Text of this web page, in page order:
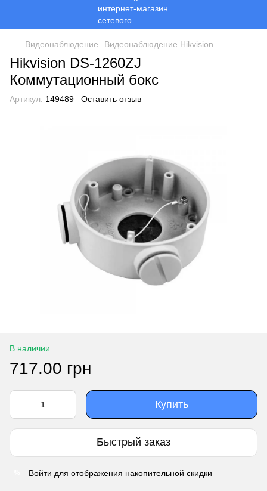
Видеонаблюдение Видеонаблюдение Hikvision
Hikvision DS-1260ZJ
Коммутационный бокс
Артикул: 149489 Оставить отзыв
В наличии
717.00 грн
Купить
Быстрый заказ
Войти для отображения накопительной скидки